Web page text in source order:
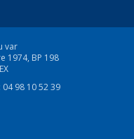
var
1974, BP 198
04 98 10 52 39